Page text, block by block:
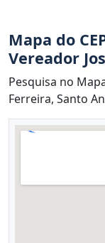
Mapa do
Vereador
Pesquisa no
Ferreira, Santo